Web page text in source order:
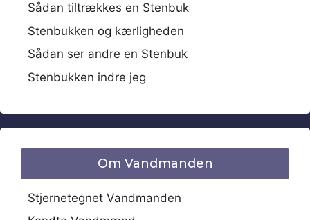
Sådan tiltrækkes en Stenbuk
Stenbukken og kærligheden
Sådan ser andre en Stenbuk
Stenbukken indre jeg
Om Vandmanden
Stjernetegnet Vandmanden